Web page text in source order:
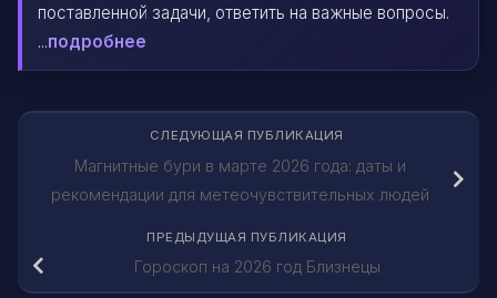
поставленной задачи, ответить на важные вопросы.
...подробнее
СЛЕДУЮЩАЯ ПУБЛИКАЦИЯ
Магнитные бури в марте 2026 года: даты и
рекомендации для метеочувствительных людей
ПРЕДЫДУЩАЯ ПУБЛИКАЦИЯ
Гороскоп на 2026 год Близнецы